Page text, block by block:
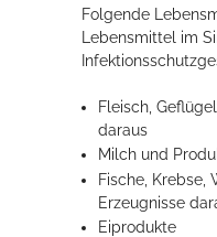
Erleben in Hockenheim
Spaß unter prickelnden
Sprudelliege im Solebecken?
Folgende
Lebensmittel im
Fleisch,
daraus
Milch und
Fische, Krebse,
Erzeugnisse
Eiprodukte